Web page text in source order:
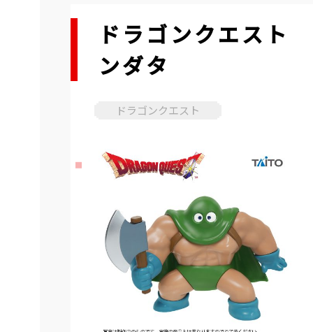
ドラゴンクエス
ンダタ
ドラゴンクエスト